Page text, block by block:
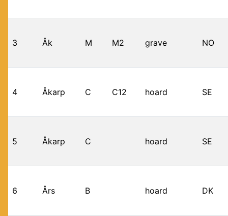
3 Åk M M2 grave NO
4 Åkarp C C12 hoard SE
5 Åkarp C hoard SE
6 Års B hoard DK